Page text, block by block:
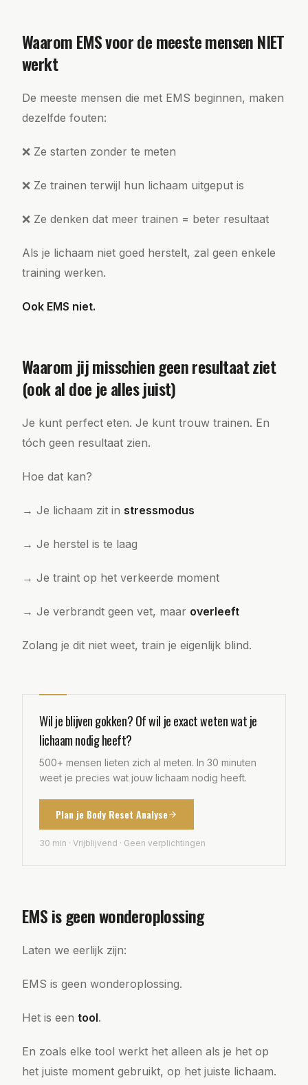
Waarom EMS voor de meeste mensen NIET
werkt
De meeste mensen die met EMS beginnen, maken
dezelfde fouten:
❌ Ze starten zonder te meten
❌ Ze trainen terwijl hun lichaam uitgeput is
❌ Ze denken dat meer trainen = beter resultaat
Als je lichaam niet goed herstelt, zal geen enkele
training werken.
Ook EMS niet.
Waarom jij misschien geen resultaat ziet
(ook al doe je alles juist)
Je kunt perfect eten. Je kunt trouw trainen. En
tóch geen resultaat zien.
Hoe dat kan?
→ Je lichaam zit in stressmodus
→ Je herstel is te laag
→ Je traint op het verkeerde moment
→ Je verbrandt geen vet, maar overleeft
Zolang je dit niet weet, train je eigenlijk blind.
Wil je blijven gokken? Of wil je exact weten wat je
lichaam nodig heeft?
500+ mensen lieten zich al meten. In 30 minuten
weet je precies wat jouw lichaam nodig heeft.
Plan je Body Reset Analyse
30 min · Vrijblijvend · Geen verplichtingen
EMS is geen wonderoplossing
Laten we eerlijk zijn:
EMS is geen wonderoplossing.
Het is een tool.
En zoals elke tool werkt het alleen als je het op
het juiste moment gebruikt, op het juiste lichaam.